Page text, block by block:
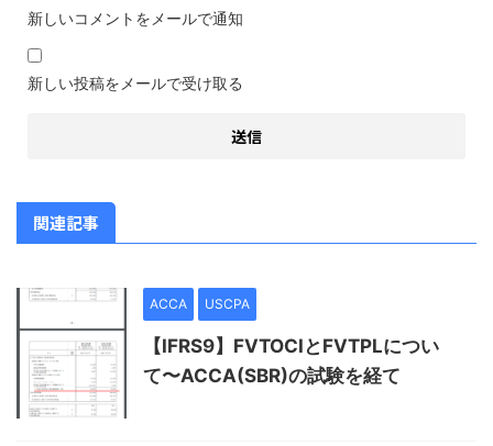
新しいコメントをメールで通知
新しい投稿をメールで受け取る
関連記事
ACCA USCPA
【IFRS9】FVTOCIとFVTPLについ
て〜ACCA(SBR)の試験を経て